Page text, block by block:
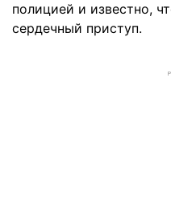
полицией и известно,
сердечный приступ.